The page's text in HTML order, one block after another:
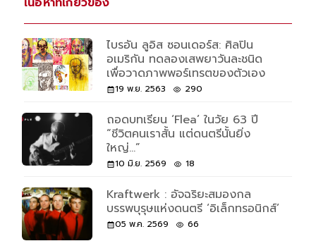
เนื้อหาที่เกี่ยวข้อง
ไบรอัน ลูอิส ซอนเดอร์ส: ศิลปิน
อเมริกัน ทดลองเสพยาวันละชนิด
เพื่อวาดภาพพอร์เทรตของตัวเอง
ถอดบทเรียน ‘Flea’ ในวัย 63 ปี
“ชีวิตคนเราสั้น แต่ดนตรีนั้นยิ่ง
ใหญ่…”
Kraftwerk : อัจฉริยะสมองกล
บรรพบุรุษแห่งดนตรี ‘อิเล็กทรอนิกส์’